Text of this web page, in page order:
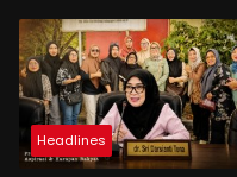
Headlines